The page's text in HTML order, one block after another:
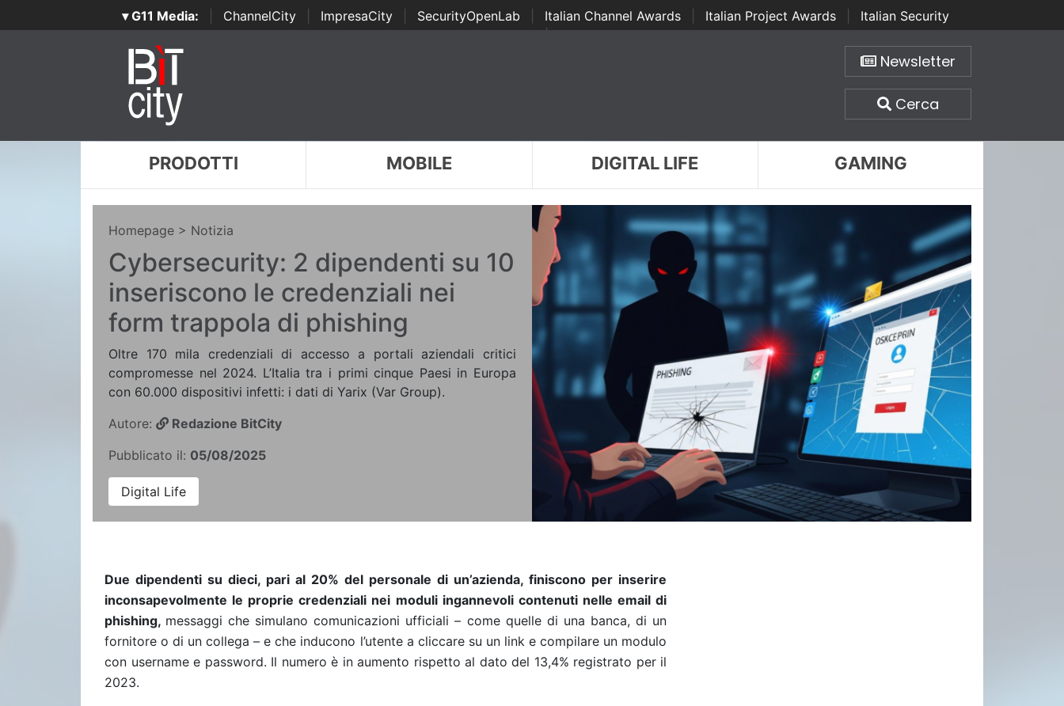
▾ G11 Media: ChannelCity ImpresaCity SecurityOpenLab Italian Channel Awards Italian Project Awards
Italian Security
Awards | ...
Newsletter
Cerca
PRODOTTI MOBILE DIGITAL LIFE GAMING
Homepage > Notizia
Cybersecurity: 2 dipendenti su 10
inseriscono le credenziali nei
form trappola di phishing
Oltre 170 mila credenziali di accesso a portali aziendali critici
compromesse nel 2024. L’Italia tra i primi cinque Paesi in Europa
con 60.000 dispositivi infetti: i dati di Yarix (Var Group).
Autore:
Redazione BitCity
Pubblicato il: 05/08/2025
Digital Life
Due dipendenti su dieci, pari al 20% del personale di un’azienda, finiscono per inserire
inconsapevolmente le proprie credenziali nei moduli ingannevoli contenuti nelle email di
phishing, messaggi che simulano comunicazioni ufficiali – come quelle di una banca, di un
fornitore o di un collega – e che inducono l’utente a cliccare su un link e compilare un modulo
con username e password. Il numero è in aumento rispetto al dato del 13,4% registrato per il
2023.